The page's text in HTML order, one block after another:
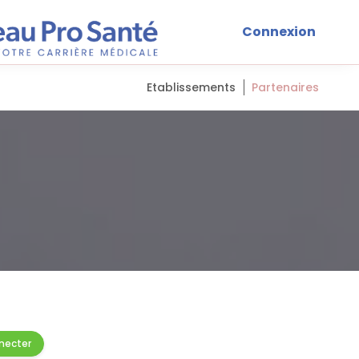
Connexion
Etablissements Partenaires